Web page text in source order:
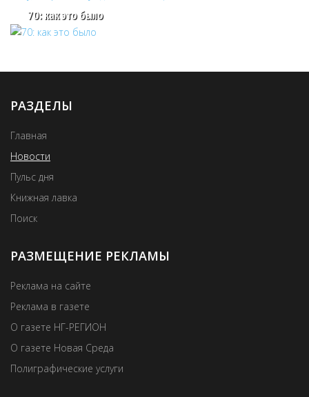
70: как это было
РАЗДЕЛЫ
Главная
Новости
Пульс дня
Книжная лавка
Поиск
РАЗМЕЩЕНИЕ РЕКЛАМЫ
Реклама на сайте
Реклама в газете
О газете НГ-РЕГИОН
О газете Новая Среда
Полиграфические услуги